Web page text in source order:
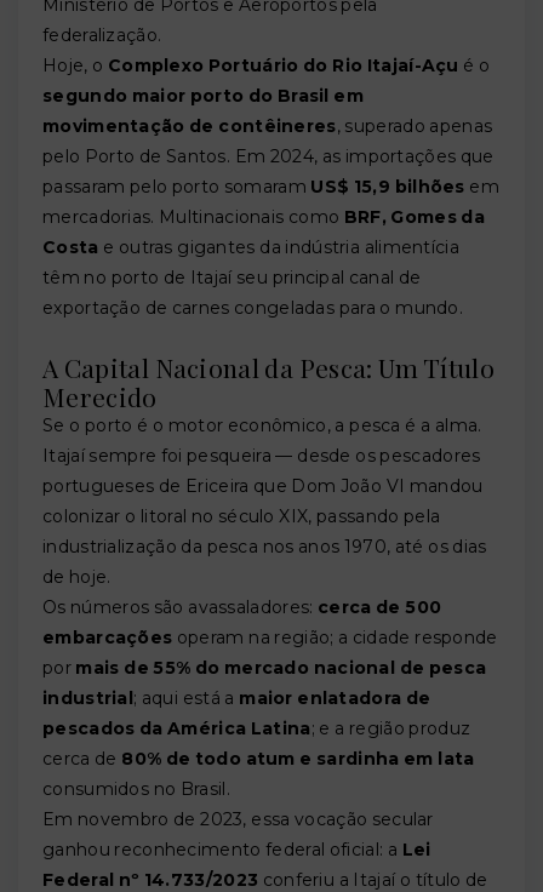
Ministério de Portos e Aeroportos pela
federalização.
Hoje, o Complexo Portuário do Rio Itajaí-Açu é o
segundo maior porto do Brasil em
movimentação de contêineres, superado apenas
pelo Porto de Santos. Em 2024, as importações que
passaram pelo porto somaram US$ 15,9 bilhões em
mercadorias. Multinacionais como BRF, Gomes da
Costa e outras gigantes da indústria alimentícia
têm no porto de Itajaí seu principal canal de
exportação de carnes congeladas para o mundo.
A Capital Nacional da Pesca: Um Título
Merecido
Se o porto é o motor econômico, a pesca é a alma.
Itajaí sempre foi pesqueira — desde os pescadores
portugueses de Ericeira que Dom João VI mandou
colonizar o litoral no século XIX, passando pela
industrialização da pesca nos anos 1970, até os dias
de hoje.
Os números são avassaladores: cerca de 500
embarcações operam na região; a cidade responde
por mais de 55% do mercado nacional de pesca
industrial; aqui está a maior enlatadora de
pescados da América Latina; e a região produz
cerca de 80% de todo atum e sardinha em lata
consumidos no Brasil.
Em novembro de 2023, essa vocação secular
ganhou reconhecimento federal oficial: a Lei
Federal nº 14.733/2023 conferiu a Itajaí o título de